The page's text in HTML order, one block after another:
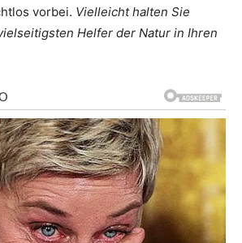
vorbei. Vielleicht halten Sie
Helfer der Natur in Ihren